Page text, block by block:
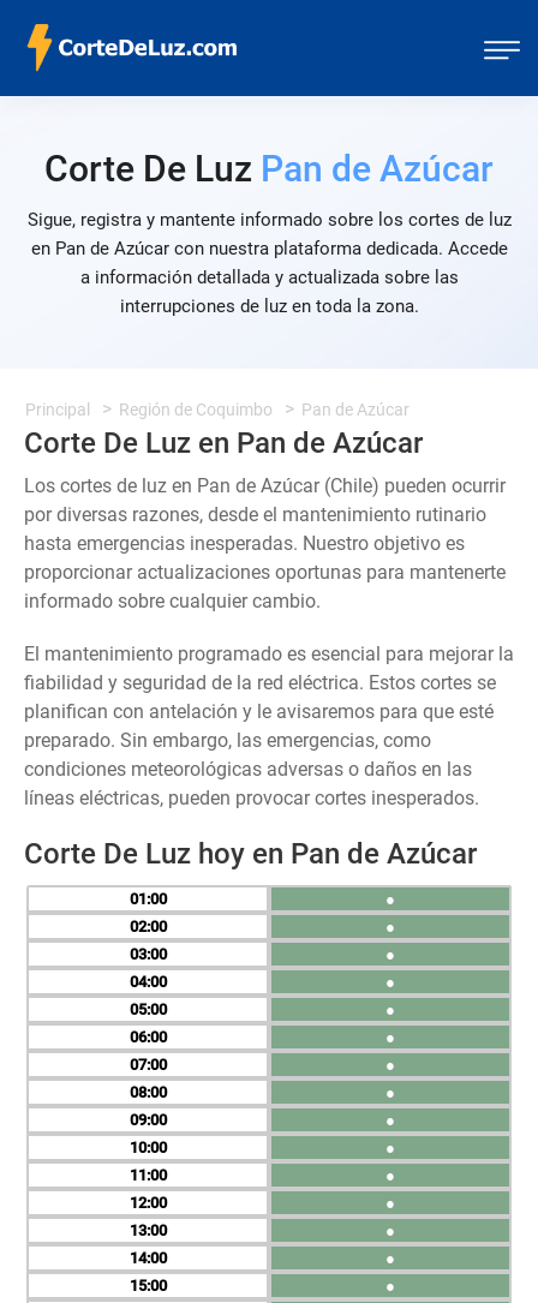
Corte De Luz Pan de Azúcar
Sigue, registra y mantente informado sobre los cortes de luz
en Pan de Azúcar con nuestra plataforma dedicada. Accede
a información detallada y actualizada sobre las
interrupciones de luz en toda la zona.
Principal Región de Coquimbo Pan de Azúcar
Corte De Luz en Pan de Azúcar
Los cortes de luz en Pan de Azúcar (Chile) pueden ocurrir
por diversas razones, desde el mantenimiento rutinario
hasta emergencias inesperadas. Nuestro objetivo es
proporcionar actualizaciones oportunas para mantenerte
informado sobre cualquier cambio.
El mantenimiento programado es esencial para mejorar la
fiabilidad y seguridad de la red eléctrica. Estos cortes se
planifican con antelación y le avisaremos para que esté
preparado. Sin embargo, las emergencias, como
condiciones meteorológicas adversas o daños en las
líneas eléctricas, pueden provocar cortes inesperados.
Corte De Luz hoy en Pan de Azúcar
01
02
03
04
05
06
07
08
09
10
11
12
13
14
15
●
●
●
●
●
●
●
●
●
●
●
●
●
●
●